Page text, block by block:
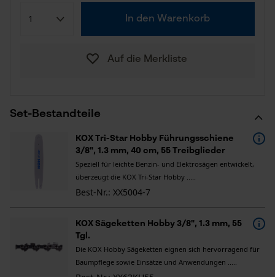
Set-Bestandteile
KOX Tri-Star Hobby Führungsschiene
3/8", 1.3 mm, 40 cm, 55 Treibglieder
Speziell für leichte Benzin- und Elektrosägen entwickelt,
überzeugt die KOX Tri-Star Hobby .....
Best-Nr.: XX5004-7
KOX Sägeketten Hobby 3/8", 1.3 mm, 55
Tgl.
Die KOX Hobby Sägeketten eignen sich hervorragend für
Baumpflege sowie Einsätze und Anwendungen .....
In den Warenkorb
Auf die Merkliste